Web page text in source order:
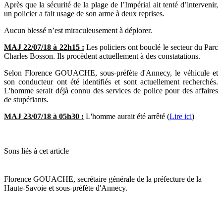
Après que la sécurité de la plage de l’Impérial ait tenté d’intervenir,
un policier a fait usage de son arme à deux reprises.
Aucun blessé n’est miraculeusement à déplorer.
MAJ 22/07/18 à 22h15 : Les policiers ont bouclé le secteur du Parc
Charles Bosson. Ils procèdent actuellement à des constatations.
Selon Florence GOUACHE, sous-préfète d'Annecy, le véhicule et
son conducteur ont été identifiés et sont actuellement recherchés.
L'homme serait déjà connu des services de police pour des affaires
de stupéfiants.
MAJ 23/07/18 à 05h30 : L'homme aurait été arrêté (Lire ici)
Sons liés à cet article
Florence GOUACHE, secrétaire générale de la préfecture de la
Haute-Savoie et sous-préfète d'Annecy.